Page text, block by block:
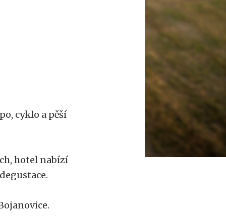
cyklo a pěší
hotel nabízí